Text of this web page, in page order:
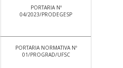
PORTARIA Nº
04/2023/PRODEGESP
PORTARIA NORMATIVA Nº
01/PROGRAD/UFSC